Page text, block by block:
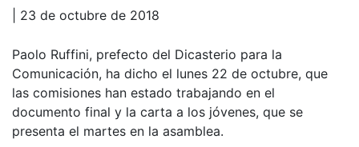
| 23 de octubre de 2018
Paolo Ruffini, prefecto del Dicasterio para la
Comunicación, ha dicho el lunes 22 de octubre, que
las comisiones han estado trabajando en el
documento final y la carta a los jóvenes, que se
presenta el martes en la asamblea.